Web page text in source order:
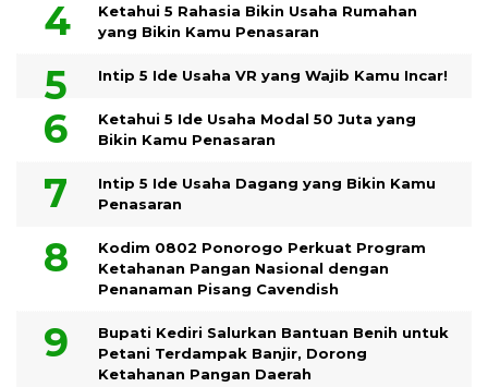
Ketahui 5 Rahasia Bikin Usaha Rumahan
yang Bikin Kamu Penasaran
Intip 5 Ide Usaha VR yang Wajib Kamu Incar!
Ketahui 5 Ide Usaha Modal 50 Juta yang
Bikin Kamu Penasaran
Intip 5 Ide Usaha Dagang yang Bikin Kamu
Penasaran
Kodim 0802 Ponorogo Perkuat Program
Ketahanan Pangan Nasional dengan
Penanaman Pisang Cavendish
Bupati Kediri Salurkan Bantuan Benih untuk
Petani Terdampak Banjir, Dorong
Ketahanan Pangan Daerah